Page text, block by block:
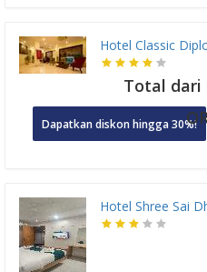
Hotel Classic
Total dari
Dapatkan diskon hingga 30%!
Hotel Shree Sai